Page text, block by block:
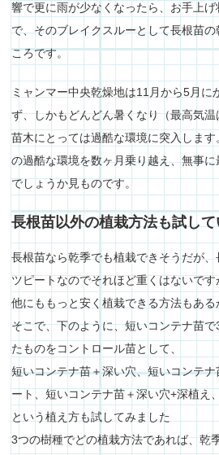
響で更に雨が少なくなったら、お手上
で、そのブレイクスルーとして長根苗
ころです。
ミャンマー中央乾燥地は11月から5月に
ず、しかもどんどん暑くなり（最高気
苗木にとっては過酷な環境に突入します
の過酷な環境を数ヶ月乗り越え、無事
でしょうか見ものです。
長根苗以外の植栽方法も試し
長根苗なら乾季でも植栽できそうだが
ツピートなのでそれほど重くはないです
他にももっと安く植栽できる方法もある
そこで、下のように、短いコンテナ苗
たものをコントロール苗として、
短いコンテナ苗＋深い穴、短いコンテ
ート、短いコンテナ苗＋深い穴+深植え、
という植え方も試してみました
3つの樹種でどの植栽方法であれば、乾